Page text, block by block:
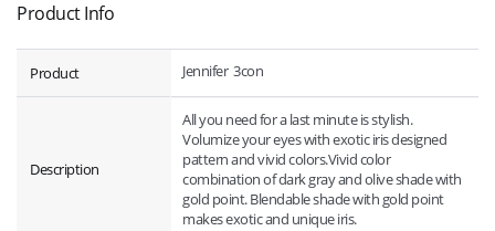
Product Info
Product Jennifer 3con
Description
All you need for a last minute is stylish.
Volumize your eyes with exotic iris designed
pattern and vivid colors.Vivid color
combination of dark gray and olive shade with
gold point. Blendable shade with gold point
makes exotic and unique iris.